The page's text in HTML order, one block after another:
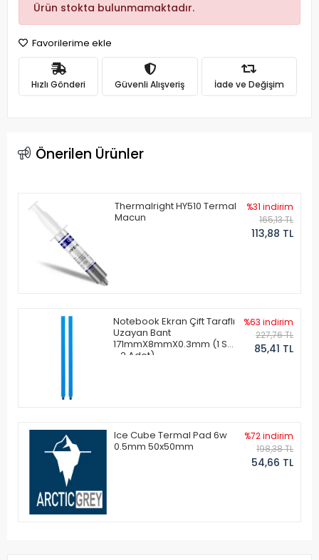
Ürün stokta bulunmamaktadır.
Favorilerime ekle
Hızlı Gönderi Güvenli Alışveriş İade ve Değişim
Önerilen Ürünler
Thermalright HY510 Termal
Macun
%31 indirim
165,13 TL
113,88 TL
Notebook Ekran Çift Taraflı
Uzayan Bant
171mmX8mmX0.3mm (1 Set
- 2 Adet)
%63 indirim
227,76 TL
85,41 TL
Ice Cube Termal Pad 6w
0.5mm 50x50mm
%72 indirim
198,38 TL
54,66 TL